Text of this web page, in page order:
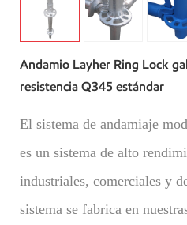
Andamio Layher Ring Lock
resistencia Q345 estándar
El sistema de andamiaje
es un sistema de alto
industriales, comerciales y
sistema se fabrica en